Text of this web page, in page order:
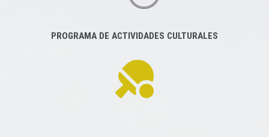
PROGRAMA DE ACTIVIDADES CULTURALES